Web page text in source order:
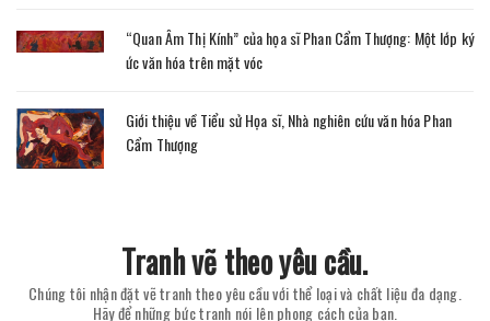
“Quan Âm Thị Kính” của họa sĩ Phan Cẩm Thượng: Một lớp ký
ức văn hóa trên mặt vóc
Giới thiệu về Tiểu sử Họa sĩ, Nhà nghiên cứu văn hóa Phan
Cẩm Thượng
Tranh vẽ theo yêu cầu.
Chúng tôi nhận đặt vẽ tranh theo yêu cầu với thể loại và chất liệu đa dạng.
Hãy để những bức tranh nói lên phong cách của bạn.